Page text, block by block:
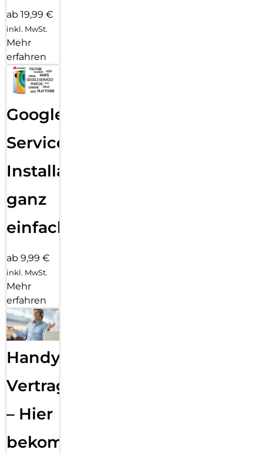
ab 19,99 €
inkl. MwSt.
Mehr
erfahren
Google
Services
Installation
ganz
einfach
ab 9,99 €
inkl. MwSt.
Mehr
erfahren
Handy
Vertragsabwicklung
– Hier
bekommst